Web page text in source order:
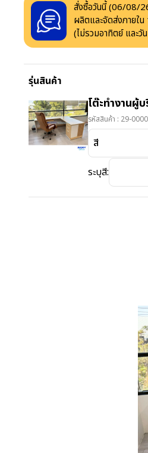
สั่งซื้อวันนี้ (06/08/
ผลิตและจัดส่งภายใน
(ไม่รวมอาทิตย์ และ
รุ่นสินค้า
โต๊ะทำงานผู้
รหัสสินค้า : 29-
สี
ระบุสี: